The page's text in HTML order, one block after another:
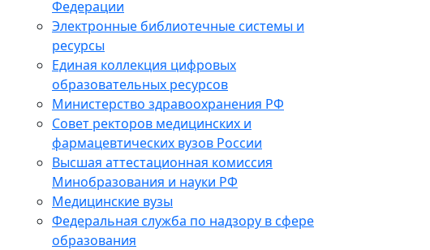
Федерации
Электронные библиотечные системы и
ресурсы
Единая коллекция цифровых
образовательных ресурсов
Министерство здравоохранения РФ
Совет ректоров медицинских и
фармацевтических вузов России
Высшая аттестационная комиссия
Минобразования и науки РФ
Медицинские вузы
Федеральная служба по надзору в сфере
образования